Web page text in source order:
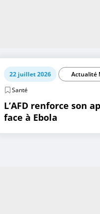
22 juillet 2026
Actualité
Santé
L’AFD renforce son
face à Ebola